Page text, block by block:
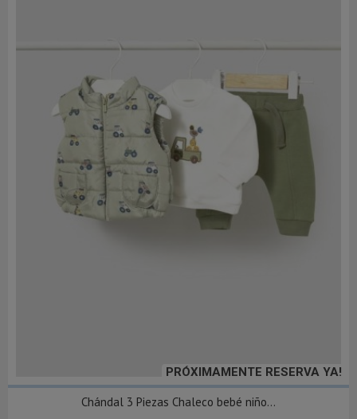
PRÓXIMAMENTE RESERVA YA!
Chándal 3 Piezas Chaleco bebé niño...